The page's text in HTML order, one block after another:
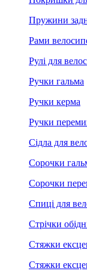
Пружини
Рами
Рулі для
Ручки гальма
Ручки керма
Ручки
Сідла для
Сорочки
Сорочки
Спиці для
Стрічки
Стяжки
Стяжки